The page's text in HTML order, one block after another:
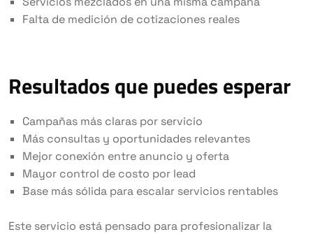
Falta de medición de cotizaciones reales
Resultados que puedes esperar
Campañas más claras por servicio
Más consultas y oportunidades relevantes
Mejor conexión entre anuncio y oferta
Mayor control de costo por lead
Base más sólida para escalar servicios rentables
Este servicio está pensado para profesionalizar la